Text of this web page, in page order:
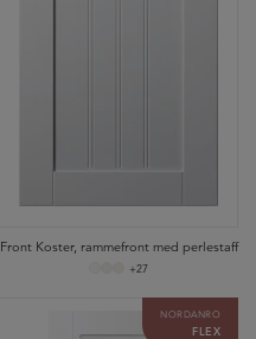
Front Koster, rammefront med perlestaff
+27
NORDANRO
FLEX